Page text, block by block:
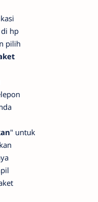
hp
pilih
" untuk